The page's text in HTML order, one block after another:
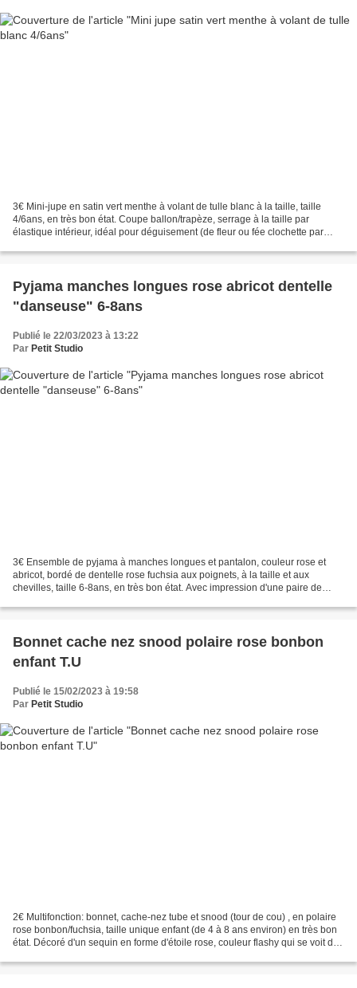
3€ Mini-jupe en satin vert menthe à volant de tulle blanc à la taille, taille
4/6ans, en très bon état. Coupe ballon/trapèze, serrage à la taille par
élastique intérieur, idéal pour déguisement (de fleur ou fée clochette par
Pyjama manches longues rose abricot dentelle
"danseuse" 6-8ans
Publié le 22/03/2023 à 13:22
Par Petit Studio
3€ Ensemble de pyjama à manches longues et pantalon, couleur rose et
abricot, bordé de dentelle rose fuchsia aux poignets, à la taille et aux
chevilles, taille 6-8ans, en très bon état. Avec impression d'une paire de
Bonnet cache nez snood polaire rose bonbon
enfant T.U
Publié le 15/02/2023 à 19:58
Par Petit Studio
2€ Multifonction: bonnet, cache-nez tube et snood (tour de cou) , en polaire
rose bonbon/fuchsia, taille unique enfant (de 4 à 8 ans environ) en très bon
état. Décoré d'un sequin en forme d'étoile rose, couleur flashy qui se voit de